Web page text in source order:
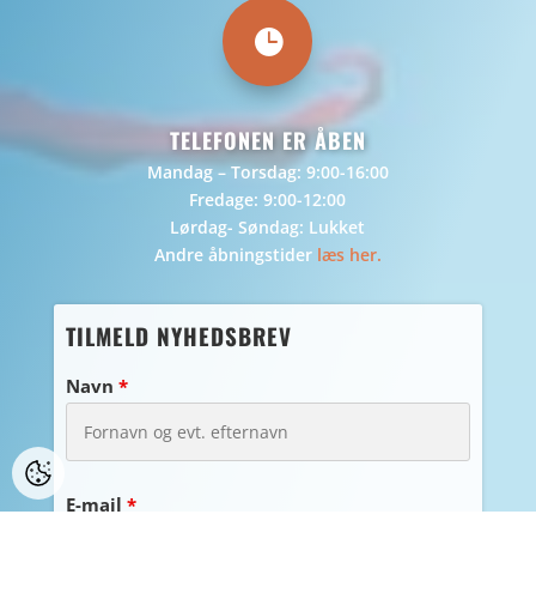

TELEFONEN ER ÅBEN
Mandag – Torsdag: 9:00-16:00
Fredage: 9:00-12:00
Lørdag- Søndag: Lukket
Andre åbningstider læs her.
TILMELD NYHEDSBREV
Navn *
E-mail *